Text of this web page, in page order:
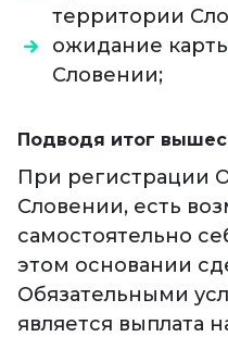
территории
ожидание
Словении;
Подводя итог
При регистрации
Словении, есть
самостоятельно
этом основании
Обязательными
является выплата